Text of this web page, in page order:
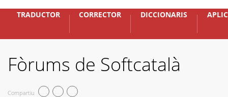
TRADUCTOR CORRECTOR DICCIONARIS
Fòrums de Softcatalà
Compartiu